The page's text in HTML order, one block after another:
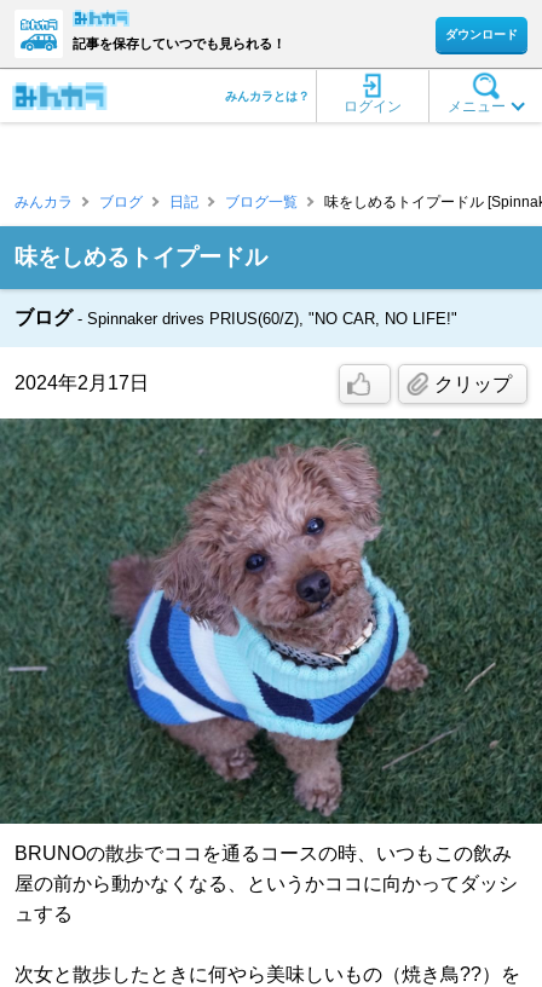
記事を保存していつでも見られる！
ダウンロード
メニュー
ログイン
みんカラとは？
みんカラ ブログ 日記 ブログ一覧 味をしめるトイプードル
味をしめるトイプードル
ブログ Spinnaker drives PRIUS(60/Z), "NO CAR, NO LIFE!"
2024年2月17日 クリップ
BRUNOの散歩でココを通るコースの時、いつもこの飲み
屋の前から動かなくなる、というかココに向かってダッシ
ュする
次女と散歩したときに何やら美味しいもの（焼き鳥??）を